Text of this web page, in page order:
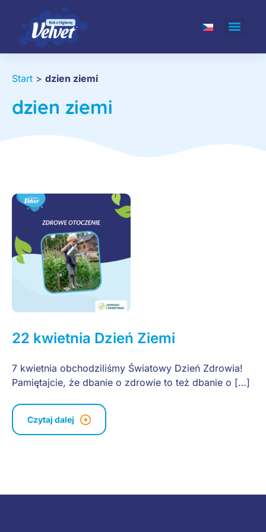
Start > dzien ziemi
dzien ziemi
22 kwietnia Dzień Ziemi
7 kwietnia obchodziliśmy Światowy Dzień Zdrowia!
Pamiętajcie, że dbanie o zdrowie to też dbanie o […]
Czytaj dalej